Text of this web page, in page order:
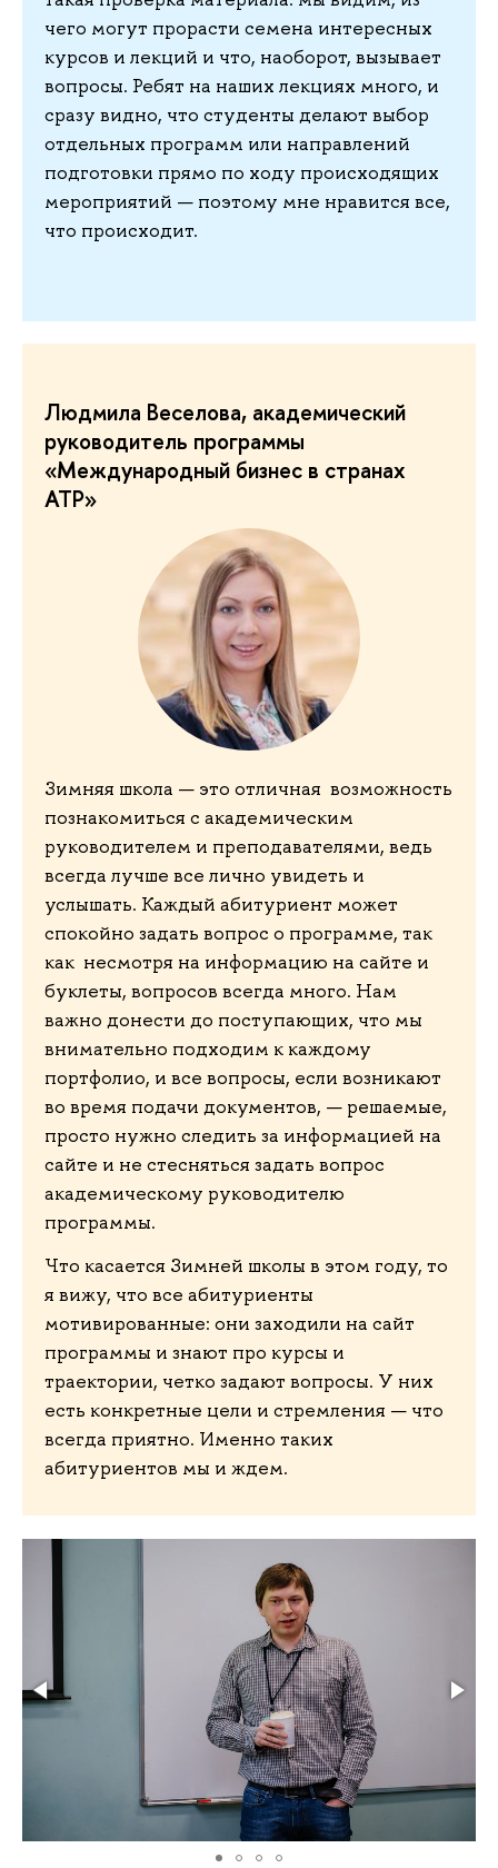
чего могут прорасти семена интересных
курсов и лекций и что, наоборот, вызывает
вопросы. Ребят на наших лекциях много, и
сразу видно, что студенты делают выбор
отдельных программ или направлений
подготовки прямо по ходу происходящих
мероприятий — поэтому мне нравится все,
что происходит.
Людмила Веселова, академический
руководитель программы
«Международный бизнес в странах
АТР»
Зимняя школа — это отличная возможность
познакомиться с академическим
руководителем и преподавателями, ведь
всегда лучше все лично увидеть и
услышать. Каждый абитуриент может
спокойно задать вопрос о программе, так
как несмотря на информацию на сайте и
буклеты, вопросов всегда много. Нам
важно донести до поступающих, что мы
внимательно подходим к каждому
портфолио, и все вопросы, если возникают
во время подачи документов, — решаемые,
просто нужно следить за информацией на
сайте и не стесняться задать вопрос
академическому руководителю
программы.
Что касается Зимней школы в этом году, то
я вижу, что все абитуриенты
мотивированные: они заходили на сайт
программы и знают про курсы и
траектории, четко задают вопросы. У них
есть конкретные цели и стремления — что
всегда приятно. Именно таких
абитуриентов мы и ждем.